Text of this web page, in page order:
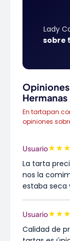
Lady
sobre
Opiniones
Hermanas
En
opiniones
Usuario★★★
La tarta
nos la
estaba seca
Usuario★★★
Calidad de